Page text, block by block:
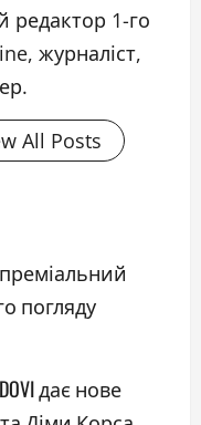
редактор 1-го
журналіст,
All Posts
преміальний
погляду
дає нове